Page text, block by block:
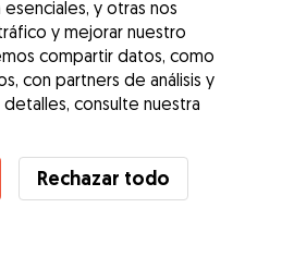
con Francesc
de Gudog? Ver más
y otras nos
y mejorar nuestro
compartir datos, como
con partners de análisis y
detalles, consulte nuestra
Rechazar todo